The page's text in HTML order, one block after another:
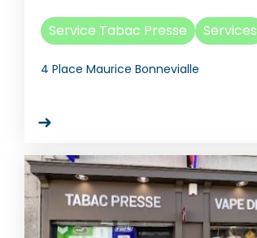
Service Tabac Presse Services
4 Place Maurice Bonnevialle